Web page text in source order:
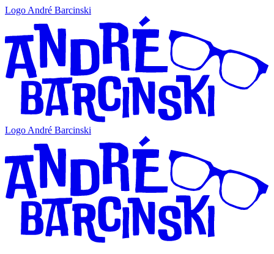
Logo André Barcinski
Logo André Barcinski